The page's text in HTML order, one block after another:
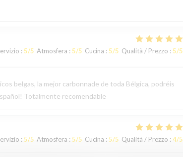
: 5/5 Atmosfera : 5/5 Cucina : 5/5 Qualità / Prezzo : 5/5
belgas, la mejor carbonnade de toda Bélgica, podréis
Totalmente recomendable
: 5/5 Atmosfera : 5/5 Cucina : 5/5 Qualità / Prezzo : 4/5